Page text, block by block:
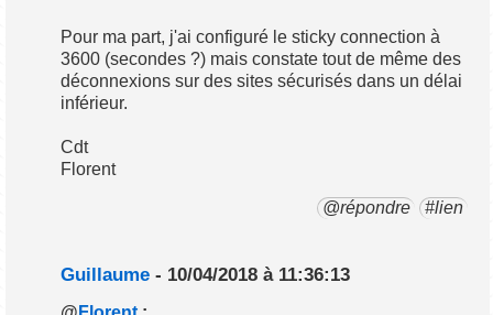
Pour ma part, j'ai configuré le sticky connection à
3600 (secondes ?) mais constate tout de même des
déconnexions sur des sites sécurisés dans un délai
inférieur.
Cdt
Florent
@répondre #lien
Guillaume - 10/04/2018 à 11:36:13